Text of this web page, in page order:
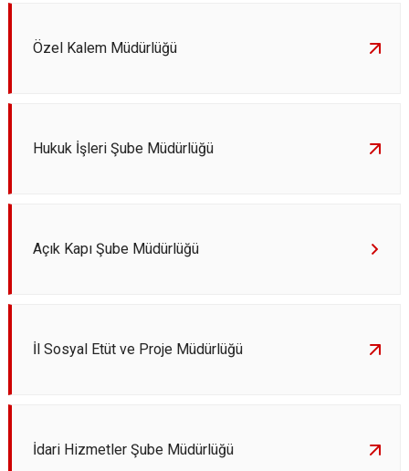
Özel Kalem Müdürlüğü
Hukuk İşleri Şube Müdürlüğü
Açık Kapı Şube Müdürlüğü
İl Sosyal Etüt ve Proje Müdürlüğü
İdari Hizmetler Şube Müdürlüğü